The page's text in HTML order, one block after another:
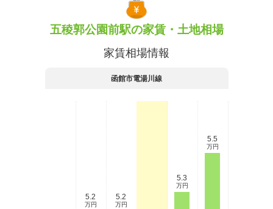
五稜郭公園前駅の家賃・土地相場
家賃相場情報
函館市電湯川線
5.2
万円
5.2
万円
5.3
万円
5.5
万円